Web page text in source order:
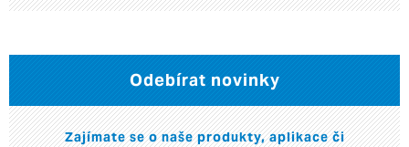
Odebírat novinky
Zajímate se o naše produkty, aplikace či